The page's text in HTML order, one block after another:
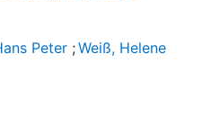
Peter ;Weiß, Helene